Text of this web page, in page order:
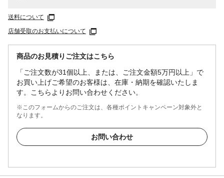
送料について
店舗受取のお支払いについて
商品のお見積りご注文はこちら
「ご注文数が31個以上、または、ご注文金額5万円以上」で
お買い上げご希望のお客様は、在庫・納期を確認いたしま
す。こちらよりお問い合わせください。
※このフォームからのご注文は、各種ポイントキャンペーン対象外と
なります。
お問い合わせ